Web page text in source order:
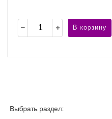
В корзину
Выбрать раздел: